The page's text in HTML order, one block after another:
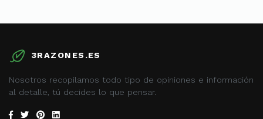
3RAZONES.ES
Nosotros recopilamos todo tipo de opiniones e información
al detalle, tú decides lo que pensar.